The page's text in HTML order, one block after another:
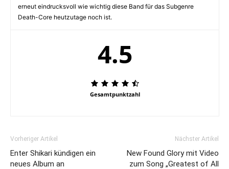
erneut eindrucksvoll wie wichtig diese Band für das Subgenre
Death-Core heutzutage noch ist.
4.5
Gesamtpunktzahl
Vorheriger Artikel
Enter Shikari kündigen ein
neues Album an
Nächster Artikel
New Found Glory mit Video
zum Song „Greatest of All